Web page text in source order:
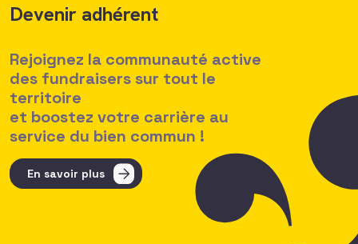
Devenir adhérent
Rejoignez la communauté active
des fundraisers sur tout le
territoire
et boostez votre carrière au
service du bien commun !
En savoir plus